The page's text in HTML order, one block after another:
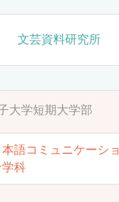
文芸資料研究所
大学短期大学部
本語コミュニケーショ
学科